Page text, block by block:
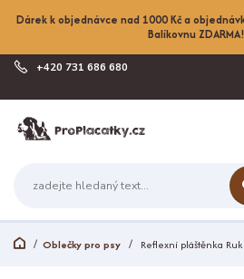
Dárek k objednávce nad 1000 Kč a
Balíkovnu
+420 731 686 680
Oblečky pro psy Reflexní pláštěnka